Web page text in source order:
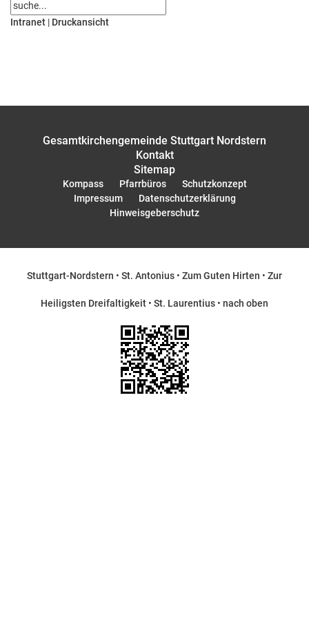
Intranet | Druckansicht
Gesamtkirchengemeinde Stuttgart Nordstern
Kontakt
Sitemap
Kompass Pfarrbüros
Schutzkonzept
Impressum
Datenschutzerklärung
Hinweisgeberschutz
Stuttgart-Nordstern • St. Antonius • Zum Guten Hirten • Zur
Heiligsten Dreifaltigkeit • St. Laurentius • nach oben